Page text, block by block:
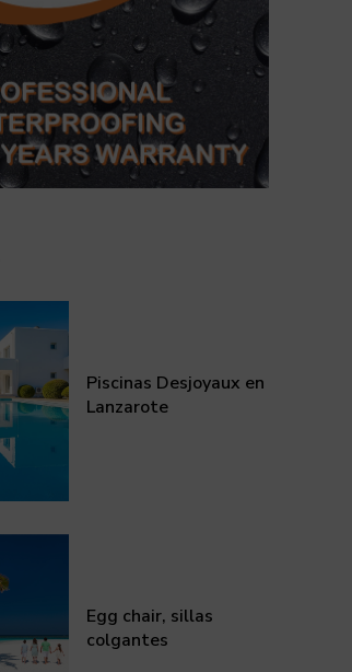
Piscinas Desjoyaux en
Lanzarote
Egg chair, sillas
colgantes